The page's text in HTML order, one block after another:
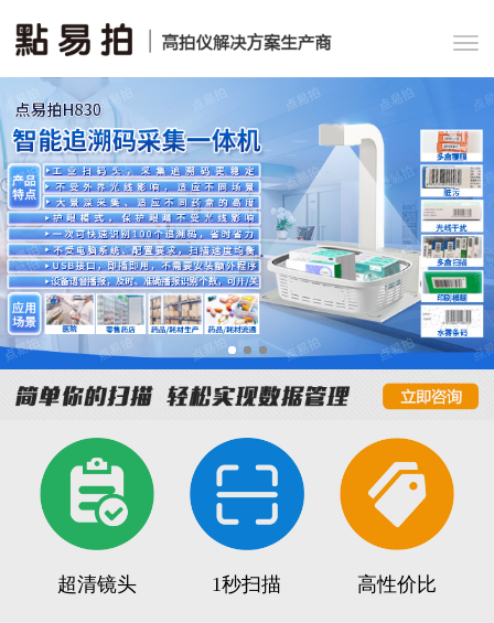
超清镜头 1秒扫描 高性价比